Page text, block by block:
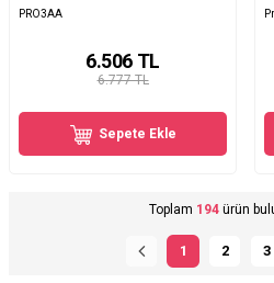
PRO3AA
6.777 TL
6.506 TL
Sepete Ekle
Toplam 194 ürün
1 2 3